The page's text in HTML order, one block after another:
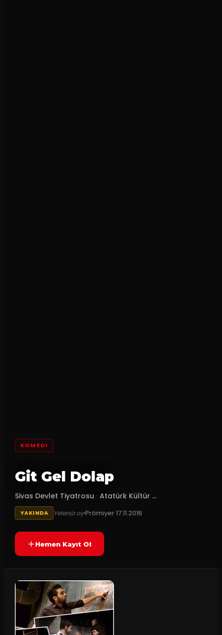
KOMEDI
Git Gel Dolap
Sivas Devlet Tiyatrosu · Atatürk Kültür ...
YAKINDA Yetersiz oyPrömiyer17.11.2016
Hemen Kayıt Ol